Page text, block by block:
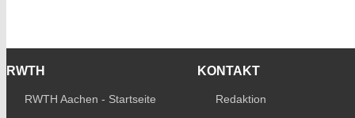
RWTH
RWTH Aachen - Startseite
KONTAKT
Redaktion